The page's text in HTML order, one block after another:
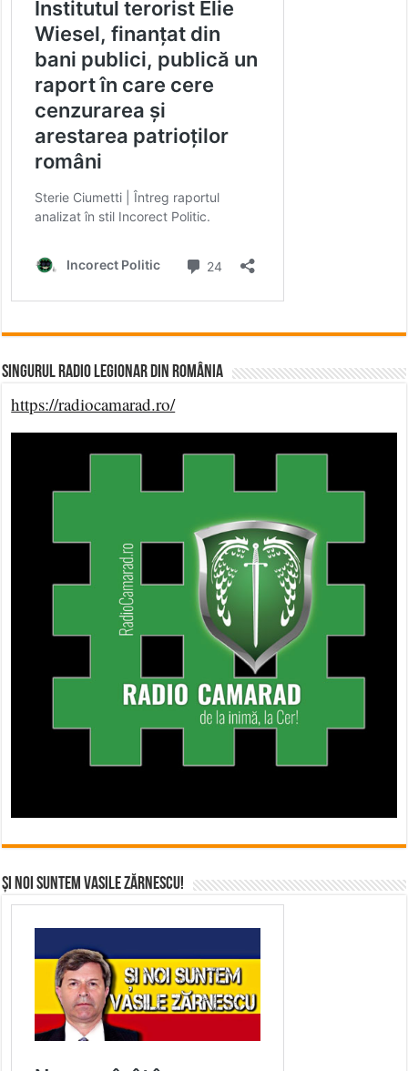
Singurul Radio Legionar din România
https://radiocamarad.ro/
Și noi suntem Vasile Zărnescu!